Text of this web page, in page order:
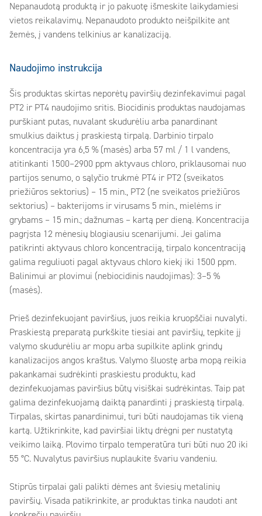
Nepanaudotą produktą ir jo pakuotę išmeskite laikydamiesi
vietos reikalavimų. Nepanaudoto produkto neišpilkite ant
žemės, į vandens telkinius ar kanalizaciją.
Naudojimo instrukcija
Šis produktas skirtas neporėtų paviršių dezinfekavimui pagal
PT2 ir PT4 naudojimo sritis. Biocidinis produktas naudojamas
purškiant putas, nuvalant skudurėliu arba panardinant
smulkius daiktus į praskiestą tirpalą. Darbinio tirpalo
koncentracija yra 6,5 % (masės) arba 57 ml / 1 l vandens,
atitinkanti 1500–2900 ppm aktyvaus chloro, priklausomai nuo
partijos senumo, o sąlyčio trukmė PT4 ir PT2 (sveikatos
priežiūros sektorius) – 15 min., PT2 (ne sveikatos priežiūros
sektorius) – bakterijoms ir virusams 5 min., mielėms ir
grybams – 15 min.; dažnumas – kartą per dieną. Koncentracija
pagrįsta 12 mėnesių blogiausiu scenarijumi. Jei galima
patikrinti aktyvaus chloro koncentraciją, tirpalo koncentraciją
galima reguliuoti pagal aktyvaus chloro kiekį iki 1500 ppm.
Balinimui ar plovimui (nebiocidinis naudojimas): 3–5 %
(masės).
Prieš dezinfekuojant paviršius, juos reikia kruopščiai nuvalyti.
Praskiestą preparatą purkškite tiesiai ant paviršių, tepkite jį
valymo skudurėliu ar mopu arba supilkite aplink grindų
kanalizacijos angos kraštus. Valymo šluostę arba mopą reikia
pakankamai sudrėkinti praskiestu produktu, kad
dezinfekuojamas paviršius būtų visiškai sudrėkintas. Taip pat
galima dezinfekuojamą daiktą panardinti į praskiestą tirpalą.
Tirpalas, skirtas panardinimui, turi būti naudojamas tik vieną
kartą. Užtikrinkite, kad paviršiai liktų drėgni per nustatytą
veikimo laiką. Plovimo tirpalo temperatūra turi būti nuo 20 iki
55 °C. Nuvalytus paviršius nuplaukite švariu vandeniu.
Stiprūs tirpalai gali palikti dėmes ant šviesių metalinių
paviršių. Visada patikrinkite, ar produktas tinka naudoti ant